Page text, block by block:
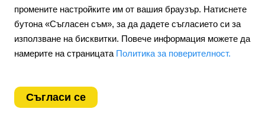
Създайте уебсайт
промените настройките им от вашия браузър. Натиснете
бутона «Съгласен съм», за да дадете съгласието си за
използване на бисквитки. Повече информация можете да
намерите на страницата Политика за поверителност.
Съгласи се